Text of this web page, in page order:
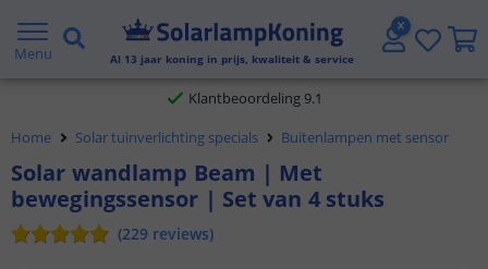
Menu Al 13 jaar koning in prijs, kwaliteit & service
Gratis verzending vanaf € 20,- NL en BE
Klantbeoordeling 9.1
Voor 23:45 uur besteld, morgen in huis
Home Solar tuinverlichting specials Buitenlampen met sensor
Solar wandlamp Beam | Met
bewegingssensor | Set van 4 stuks
(229 reviews)